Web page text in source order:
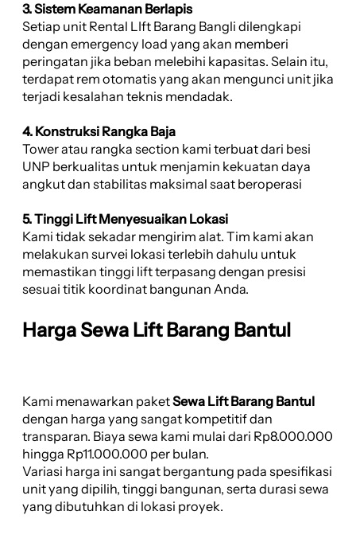
3. Sistem Keamanan Berlapis
Setiap unit Rental LIft Barang Bangli dilengkapi
dengan emergency load yang akan memberi
peringatan jika beban melebihi kapasitas. Selain itu,
terdapat rem otomatis yang akan mengunci unit jika
terjadi kesalahan teknis mendadak.
4. Konstruksi Rangka Baja
Tower atau rangka section kami terbuat dari besi
UNP berkualitas untuk menjamin kekuatan daya
angkut dan stabilitas maksimal saat beroperasi
5. Tinggi Lift Menyesuaikan Lokasi
Kami tidak sekadar mengirim alat. Tim kami akan
melakukan survei lokasi terlebih dahulu untuk
memastikan tinggi lift terpasang dengan presisi
sesuai titik koordinat bangunan Anda.
Harga Sewa Lift Barang Bantul
Kami menawarkan paketSewa Lift Barang Bantul
dengan harga yang sangat kompetitif dan
transparan. Biaya sewa kami mulai dari Rp8.000.000
hingga Rp11.000.000 per bulan.
Variasi harga ini sangat bergantung pada spesifikasi
unit yang dipilih, tinggi bangunan, serta durasi sewa
yang dibutuhkan di lokasi proyek.